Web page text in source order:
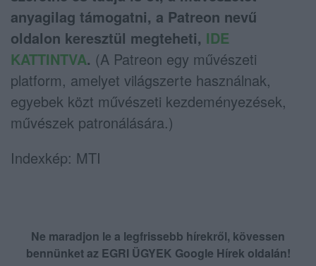
anyagilag támogatni, a Patreon nevű
oldalon keresztül megteheti, IDE
KATTINTVA. (A Patreon egy művészeti
platform, amelyet világszerte használnak,
egyebek közt művészeti kezdeményezések,
művészek patronálására.)
Indexkép: MTI
Ne maradjon le a legfrissebb hírekről, kövessen
bennünket az EGRI ÜGYEK Google Hírek oldalán!